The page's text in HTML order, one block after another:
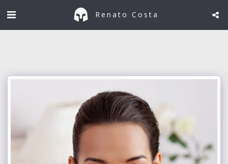
Renato Costa